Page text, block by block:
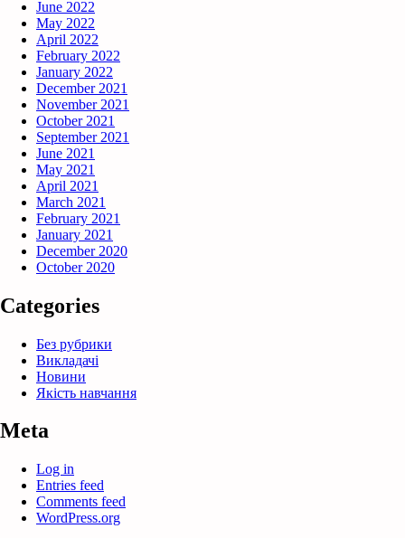
June 2022
May 2022
April 2022
February 2022
January 2022
December 2021
November 2021
October 2021
September 2021
June 2021
May 2021
April 2021
March 2021
February 2021
January 2021
December 2020
October 2020
Categories
Без рубрики
Викладачі
Новини
Якість навчання
Meta
Log in
Entries feed
Comments feed
WordPress.org